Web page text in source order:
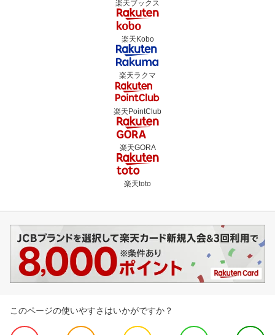
楽天ブックス
楽天Kobo
楽天ラクマ
楽天PointClub
楽天GORA
楽天toto
このページの使いやすさはいかがですか？